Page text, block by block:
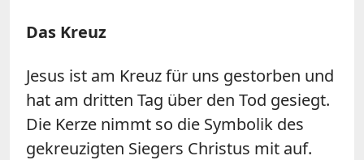
Das Kreuz
Jesus ist am Kreuz für uns gestorben und
hat am dritten Tag über den Tod gesiegt.
Die Kerze nimmt so die Symbolik des
gekreuzigten Siegers Christus mit auf.